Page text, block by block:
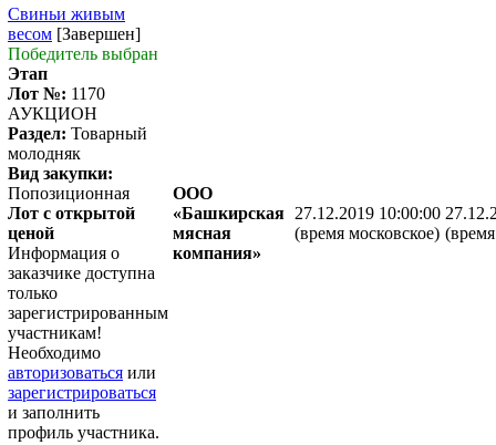
Свиньи живым
весом [Завершен]
Победитель выбран
Этап
Лот №: 1170
АУКЦИОН
Раздел: Товарный
молодняк
Вид закупки:
Попозиционная
Лот с открытой
ценой
Информация о
заказчике доступна
только
зарегистрированным
участникам!
Необходимо
авторизоваться или
зарегистрироваться
и заполнить
профиль участника.
ООО
«Башкирская
мясная
компания»
27.12.2019 10:00:00
(время московское)